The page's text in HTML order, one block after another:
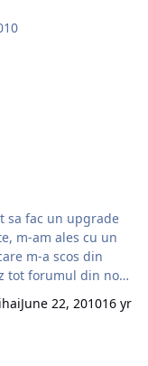
sa fac un upgrade
m-am ales cu un
m-a scos din
tot forumul din nou
June 22, 201016 yr